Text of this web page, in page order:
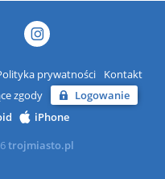
prywatności
Kontakt
zgody
Logowanie
iPhone
trojmiasto.pl